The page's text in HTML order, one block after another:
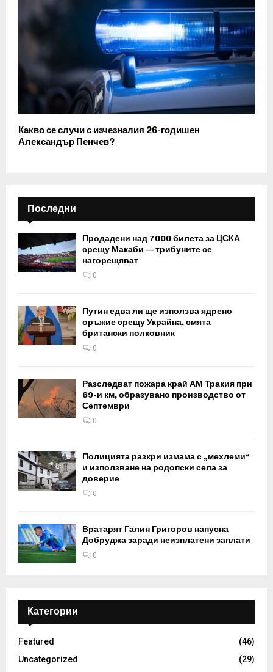
Какво се случи с изчезналия 26-годишен
Александър Пенчев?
Последни
Продадени над 7000 билета за ЦСКА
срещу Макаби — трибуните се
нагорещяват
0
Путин едва ли ще използва ядрено
оръжие срещу Украйна, смята
британски полковник
0
Разследват пожара край АМ Тракия при
69-и км, образувано производство от
Септември
0
Полицията разкри измама с „мехлеми“
и използване на родопски села за
доверие
0
Вратарят Галин Григоров напусна
Добруджа заради неизплатени заплати
0
Категории
Featured
(46)
Uncategorized
(29)